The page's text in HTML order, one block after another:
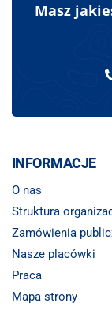
Masz
INFORMACJE
O nas
Struktura
Zamówienia
Nasze placówki
Praca
Mapa strony